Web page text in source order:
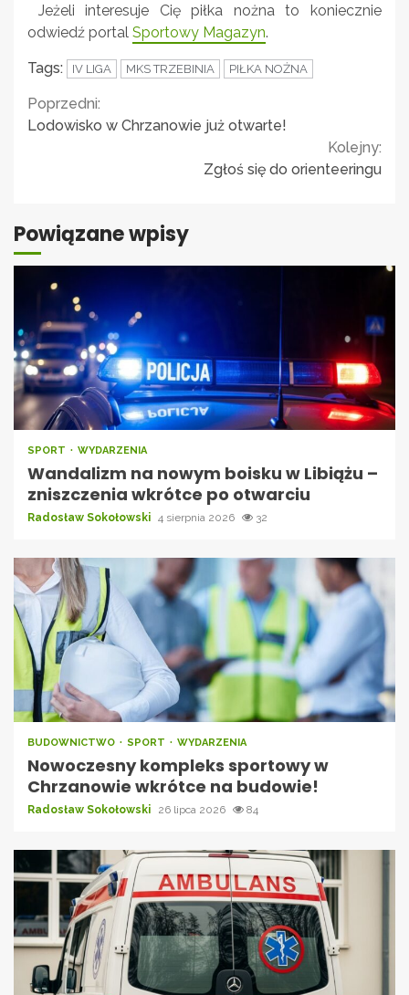
Jeżeli interesuje Cię piłka nożna to koniecznie
odwiedź portal Sportowy Magazyn.
Tags: IV LIGA MKS TRZEBINIA PIŁKA NOŻNA
Continue
Poprzedni:
Lodowisko w Chrzanowie już otwarte!
Kolejny:
Zgłoś się do orienteeringu
Powiązane wpisy
SPORT WYDARZENIA
Wandalizm na nowym boisku w Libiążu –
zniszczenia wkrótce po otwarciu
Radosław Sokołowski 4 sierpnia 2026 32
BUDOWNICTWO SPORT WYDARZENIA
Nowoczesny kompleks sportowy w
Chrzanowie wkrótce na budowie!
Radosław Sokołowski 26 lipca 2026 84